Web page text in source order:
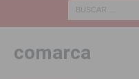
comarca